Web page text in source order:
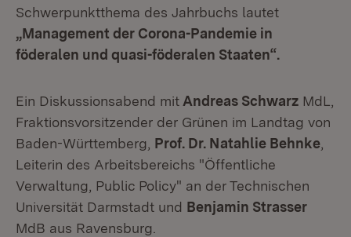
Schwerpunktthema des Jahrbuchs lautet
„Management der Corona-Pandemie in
föderalen und quasi-föderalen Staaten“.
Ein Diskussionsabend mit Andreas Schwarz MdL,
Fraktionsvorsitzender der Grünen im Landtag von
Baden-Württemberg, Prof. Dr. Natahlie Behnke
Leiterin des Arbeitsbereichs "Öffentliche
Verwaltung, Public Policy" an der Technischen
Universität Darmstadt und Benjamin Strasser
MdB aus Ravensburg.